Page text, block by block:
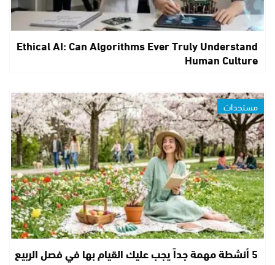
Ethical AI: Can Algorithms Ever Truly Understand
Human Culture
مستجدات
5 أنشطة مهمة جداً يجب عليك القيام بها في فصل الربيع